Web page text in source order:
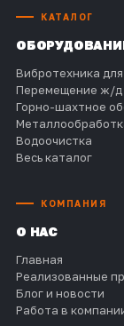
КАТАЛОГ
Вибротехника для
Перемещение ж/д
Горно-шахтное
Водоочистка
Весь каталог
КОМПАНИЯ
О НАС
Главная
Реализованные
Блог и новости
Работа в